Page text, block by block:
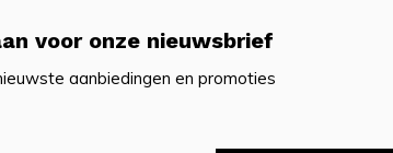
voor onze nieuwsbrief
aanbiedingen en promoties